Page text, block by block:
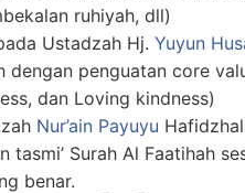
ruhiyah, dll)
Ustadzah Hj. Yuyun
dengan penguatan core
dan Loving kindness)
Nur’ain Payuyu
tasmi’ Surah Al Faatihah
benar.